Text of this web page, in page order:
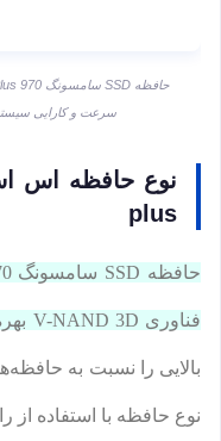
سرعت و کارایی
plus
فناوری V-NAND 3D بهره می‌برد